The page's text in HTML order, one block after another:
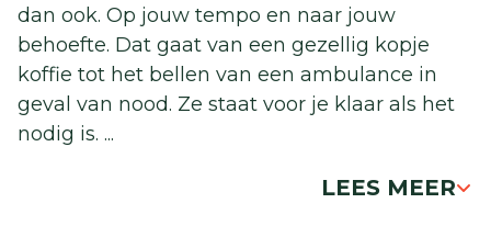
dan ook. Op jouw tempo en naar jouw
behoefte. Dat gaat van een gezellig kopje
koffie tot het bellen van een ambulance in
geval van nood. Ze staat voor je klaar als het
nodig is. ...
LEES MEER